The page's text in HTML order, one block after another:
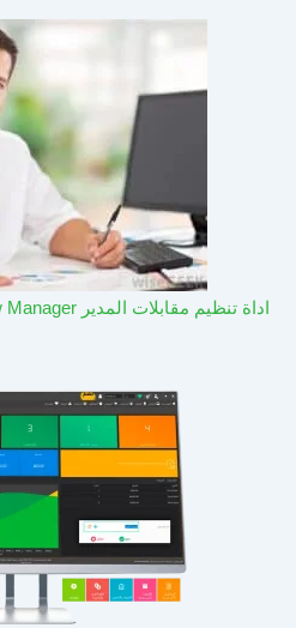
اداة تنظيم مقابلات المدير Interview Manager